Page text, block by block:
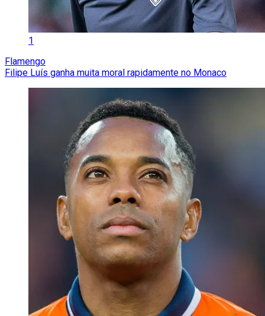
1
Flamengo
Filipe Luís ganha muita moral rapidamente no Monaco